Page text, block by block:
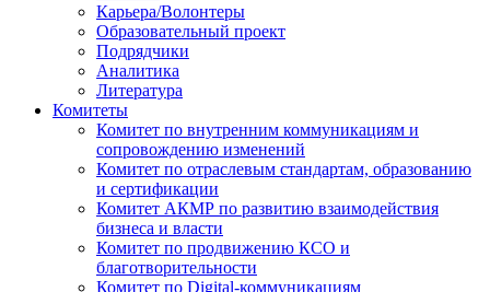
Карьера/Волонтеры
Образовательный проект
Подрядчики
Аналитика
Литература
Комитеты
Комитет по внутренним коммуникациям и
сопровождению изменений
Комитет по отраслевым стандартам, образованию
и сертификации
Комитет АКМР по развитию взаимодействия
бизнеса и власти
Комитет по продвижению КСО и
благотворительности
Комитет по Digital-коммуникациям